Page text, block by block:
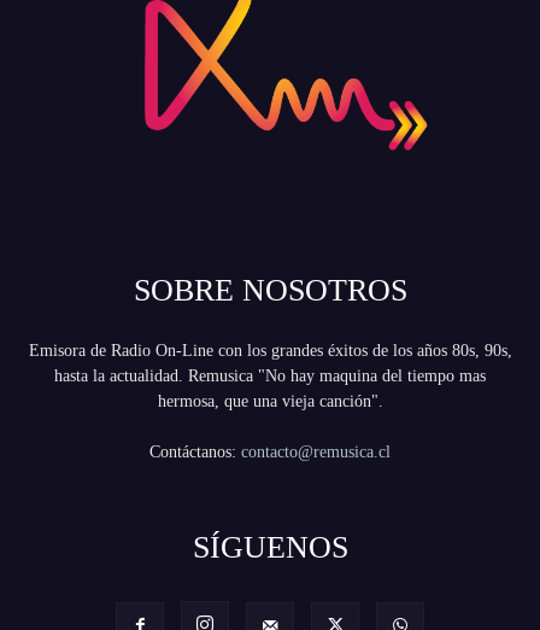
SOBRE NOSOTROS
Emisora de Radio On-Line con los grandes éxitos de los años 80s, 90s,
hasta la actualidad. Remusica "No hay maquina del tiempo mas
hermosa, que una vieja canción".
Contáctanos: contacto@remusica.cl
SÍGUENOS